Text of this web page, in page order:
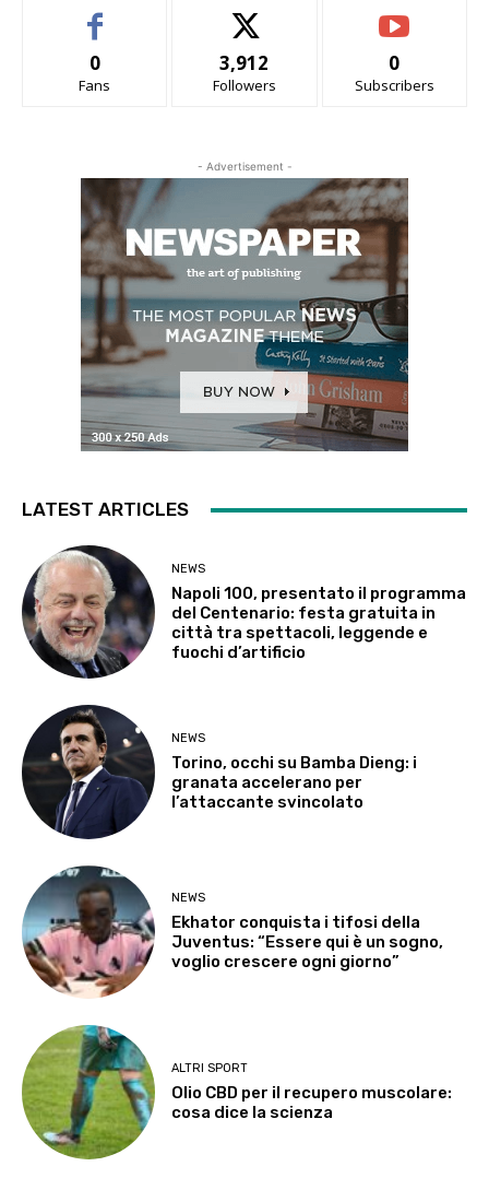
0
Fans
3,912
Followers
0
Subscribers
- Advertisement -
LATEST ARTICLES
NEWS
Napoli 100, presentato il programma
del Centenario: festa gratuita in
città tra spettacoli, leggende e
fuochi d’artificio
NEWS
Torino, occhi su Bamba Dieng: i
granata accelerano per
l’attaccante svincolato
NEWS
Ekhator conquista i tifosi della
Juventus: “Essere qui è un sogno,
voglio crescere ogni giorno”
ALTRI SPORT
Olio CBD per il recupero muscolare:
cosa dice la scienza